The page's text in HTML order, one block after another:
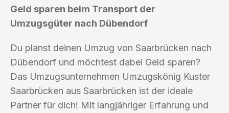
Geld sparen beim Transport der
Umzugsgüter nach Dübendorf
Du planst deinen Umzug von Saarbrücken nach
Dübendorf und möchtest dabei Geld sparen?
Das Umzugsunternehmen Umzugskönig Kuster
Saarbrücken aus Saarbrücken ist der ideale
Partner für dich! Mit langjähriger Erfahrung und